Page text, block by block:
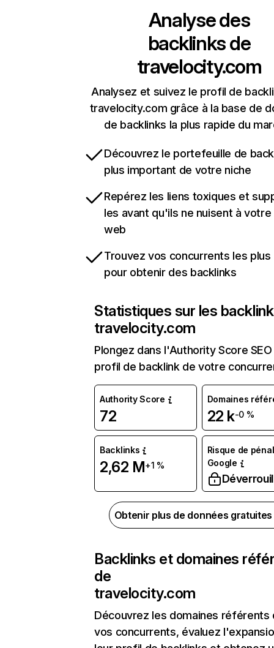
Analyse des
backlinks de
travelocity.com
Analysez et suivez le profil de
travelocity.com grâce à la base de
de backlinks la plus rapide du
Découvrez le portefeuille de
plus important de votre niche
Repérez les liens toxiques et
les avant qu'ils ne nuisent à
web
Trouvez vos concurrents les
pour obtenir des backlinks
Statistiques sur les
travelocity.com
Plongez dans l'Authority Score
profil de backlink de votre
Authority Score
72
Domaines
22 k-0 %
Backlinks
2,62 M+1 %
Risque de
Google
Obtenir plus de données
Backlinks et domaines
de
travelocity.com
Découvrez les domaines référents
vos concurrents, évaluez